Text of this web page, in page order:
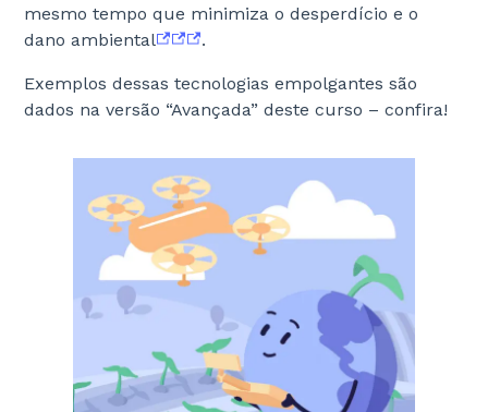
mesmo tempo que minimiza o desperdício e o
dano ambiental
.
Exemplos dessas tecnologias empolgantes são
dados na versão “Avançada” deste curso – confira!